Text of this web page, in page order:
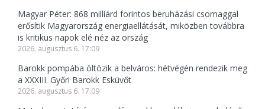
Magyar Péter: 868 milliárd forintos beruházási csomaggal
erősítik Magyarország energiaellátását, miközben továbbra
is kritikus napok elé néz az ország
2026. augusztus 6. 17:09
Barokk pompába öltözik a belváros: hétvégén rendezik meg
a XXXIII. Győri Barokk Esküvőt
2026. augusztus 6. 17:09